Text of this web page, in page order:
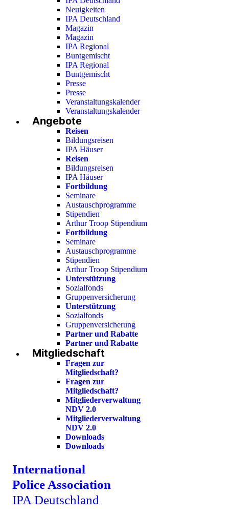
Neuigkeiten
IPA Deutschland
Magazin
Magazin
IPA Regional
Buntgemischt
IPA Regional
Buntgemischt
Presse
Presse
Veranstaltungskalender
Veranstaltungskalender
Angebote
Reisen
Bildungsreisen
IPA Häuser
Reisen
Bildungsreisen
IPA Häuser
Fortbildung
Seminare
Austauschprogramme
Stipendien
Arthur Troop Stipendium
Fortbildung
Seminare
Austauschprogramme
Stipendien
Arthur Troop Stipendium
Unterstützung
Sozialfonds
Gruppenversicherung
Unterstützung
Sozialfonds
Gruppenversicherung
Partner und Rabatte
Partner und Rabatte
Mitgliedschaft
Fragen zur
Mitgliedschaft?
Fragen zur
Mitgliedschaft?
Mitgliederverwaltung
NDV 2.0
Mitgliederverwaltung
NDV 2.0
Downloads
Downloads
International
Police Association
IPA Deutschland